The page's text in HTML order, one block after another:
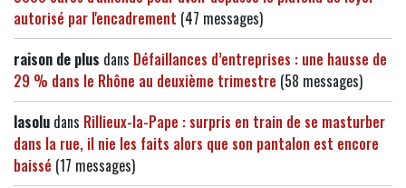
autorisé par l'encadrement (47 messages)
raison de plus dans Défaillances d’entreprises : une hausse de
29 % dans le Rhône au deuxième trimestre (58 messages)
lasolu dans Rillieux-la-Pape : surpris en train de se masturber
dans la rue, il nie les faits alors que son pantalon est encore
baissé (17 messages)